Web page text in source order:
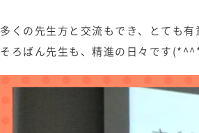
多くの先生方と交流もでき、とても有
そろばん先生も、精進の日々です